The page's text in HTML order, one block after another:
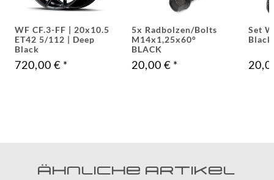
Set WF Valvecaps |
Black
20,00 €*
RDKS / TPMS
SENSOR - Orange
Electric [ BLACK ]
50,00 € *
WF
Ähnliche Artikel